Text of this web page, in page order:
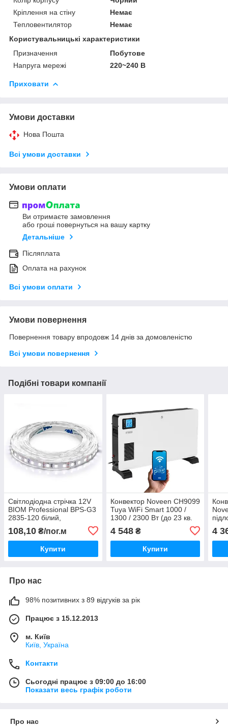
Кріплення на стіну
Немає
Тепловентилятор
Немає
Користувальницькі характеристики
Призначення
Побутове
Напруга мережі
220~240 В
Приховати
Умови доставки
Нова Пошта
Всі умови доставки
Умови оплати
Ви отримаєте замовлення
або гроші повернуться на вашу картку
Детальніше
Післяплата
Оплата на рахунок
Всі умови оплати
Умови повернення
Повернення товару впродовж 14 днів за домовленістю
Всі умови повернення
Подібні товари компанії
Світлодіодна стрічка 12V
BIOM Professional BPS-G3
2835-120 білий,
негерметична,(5 метрів.
Ціна 3а 1 метр)
108,10 ₴/пог.м
Купити
Конвектор Noveen CH9099
Tuya WiFi Smart 1000 /
1300 / 2300 Вт (до 23 кв.
4 548₴
Купити
4
Про нас
98% позитивних з 89 відгуків за рік
Працює з 15.12.2013
м. Київ
Київ, Україна
Контакти
Сьогодні працює з 09:00 до 16:00
Показати весь графік роботи
Про нас